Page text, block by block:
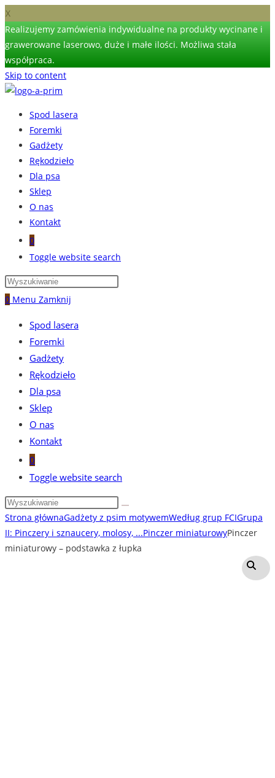
X
Realizujemy zamówienia indywidualne na produkty wycinane i
grawerowane laserowo, duże i małe ilości. Możliwa stała
współpraca.
Skip to content
Spod lasera
Foremki
Gadżety
Rękodzieło
Dla psa
Sklep
O nas
Kontakt
0
Toggle website search
0 Menu Zamknij
Spod lasera
Foremki
Gadżety
Rękodzieło
Dla psa
Sklep
O nas
Kontakt
0
Toggle website search
Strona głównaGadżety z psim motywemWedług grup FCIGrupa
II: Pinczery i sznaucery, molosy, ...Pinczer miniaturowyPinczer
miniaturowy – podstawka z łupka